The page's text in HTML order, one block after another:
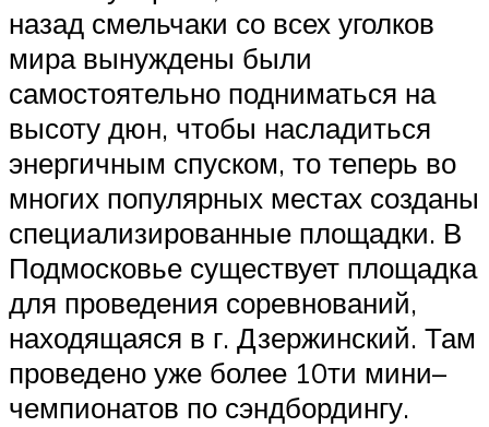
назад смельчаки со всех уголков
мира вынуждены были
самостоятельно подниматься на
высоту дюн, чтобы насладиться
энергичным спуском, то теперь во
многих популярных местах созданы
специализированные площадки. В
Подмосковье существует площадка
для проведения соревнований,
находящаяся в г. Дзержинский. Там
проведено уже более 10ти мини–
чемпионатов по сэндбордингу.